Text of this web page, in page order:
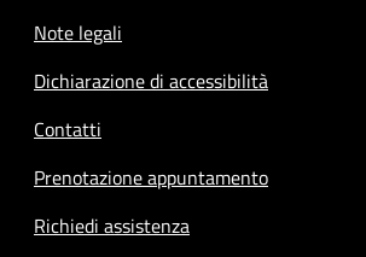
Note legali
Dichiarazione di accessibilità
Contatti
Prenotazione appuntamento
Richiedi assistenza